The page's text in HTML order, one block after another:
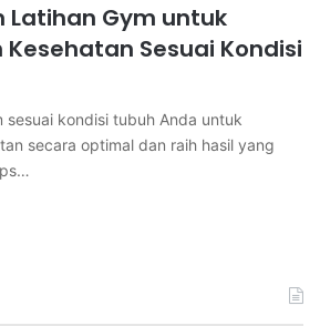
Latihan Gym untuk
Sesuai Kondisi
sesuai kondisi tubuh Anda untuk
secara optimal dan raih hasil yang